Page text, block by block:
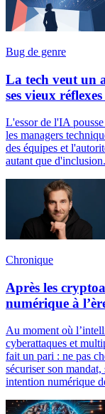
Bug de genre
La tech veut un
ses vieux réflexes
L'essor de l'IA
les managers
des équipes et
autant que
Chronique
Après les
numérique à
Au moment où
cyberattaques et
fait un pari : ne pas
sécuriser son
intention numérique